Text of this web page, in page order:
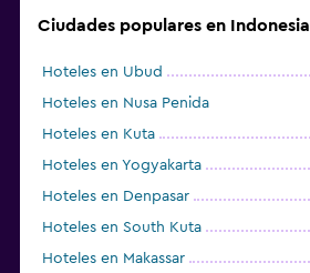
Ciudades populares en Indonesia
Hoteles en Ubud
Hoteles en Nusa Penida
Hoteles en Kuta
Hoteles en Yogyakarta
Hoteles en Denpasar
Hoteles en South Kuta
Hoteles en Makassar